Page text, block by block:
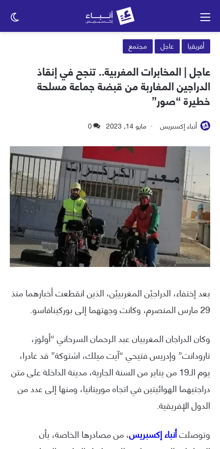
أفريقيا عاجل مجتمع
عاجل | المخابرات المغربية.. تنجح في إنقاذ
الدراجين المغاربة من قبضة جماعة مسلحة
خطيرة “صور”
أنباء إكسبريس مايو 14, 2023 0
بعد إختفاء، الدراجيْن المغربييْن، الذين انقطعت أخبارهما منذ
29 مارس المنصرم، وكانت وجهتهما إلى بوركينافاسو.
وكان الدراجان المغربيان عبد الرحمان السرحاني “أولوز،
تارودانت” وإدريس فتيحي “آيت ميلك، اشتوكة” قد غادرا،
يوم الـ19 من يناير من السنة الجارية، مدينة الداخلة على متن
دراجتيهما الهوائيتين في اتجاه موريتانيا، ومنها إلى عدد من
الدول الإفريقية.
وتوصلتأنباء إكسبريس، من مصادرها الخاصة، بأن